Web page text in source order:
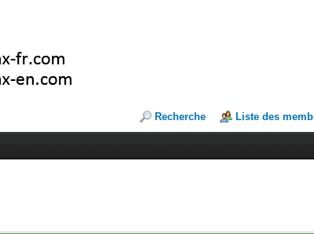
Recherche Liste des